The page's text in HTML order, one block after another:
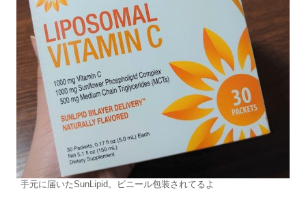
手元に届いたSunLipid。ビニール包装されてるよ